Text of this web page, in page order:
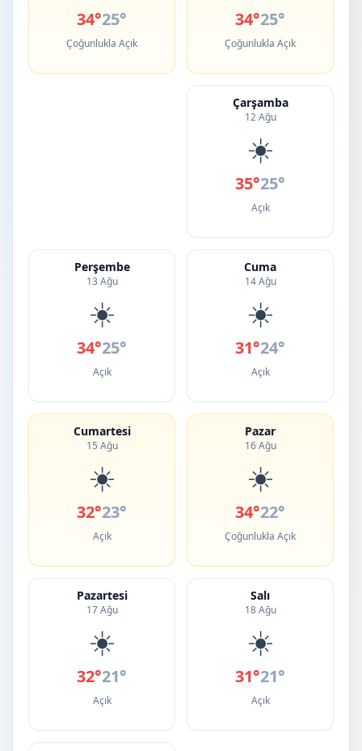
34°25°
Çoğunlukla Açık
34°25°
Çoğunlukla Açık
Çarşamba
12 Ağu
☀️
35°25°
Açık
Perşembe
13 Ağu
☀️
34°25°
Açık
Cuma
14 Ağu
☀️
31°24°
Açık
Cumartesi
15 Ağu
☀️
32°23°
Açık
Pazar
16 Ağu
☀️
34°22°
Çoğunlukla Açık
Pazartesi
17 Ağu
☀️
32°21°
Açık
Salı
18 Ağu
☀️
31°21°
Açık